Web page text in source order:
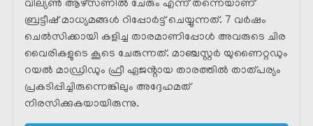
വില്യൺ ആഴ്സണിൽ ചേരും എന്ന് തന്നെയാണ്
ബ്രട്ടീഷ് മാധ്യമങ്ങൾ റിപ്പോർട്ട് ചെയ്യുന്നത്. 7 വർഷം
ചെൽസിക്കായി കളിച്ച താരമാണിപ്പോൾ അവരുടെ ചിര
വൈരികളുടെ കൂടെ ചേരുന്നത്. മാഞ്ചസ്റ്റർ യുണൈറ്റഡും
റയൽ മാഡ്രിഡും ഫ്രീ ഏജൻ്റായ താരത്തിൽ താത്പര്യം
പ്രകടിപ്പിച്ചിരുന്നെങ്കിലും അദ്ദേഹമത്
നിരസിക്കുകയായിരുന്നു.